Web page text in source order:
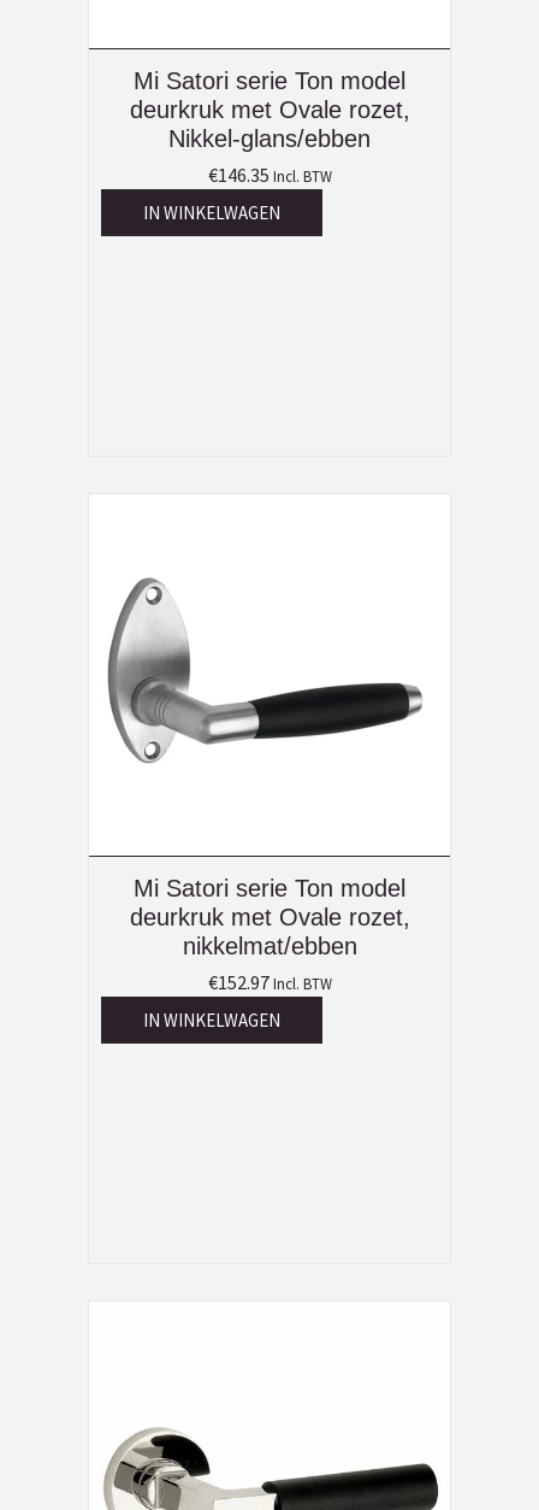
Mi Satori serie Ton model
deurkruk met Ovale rozet,
Nikkel-glans/ebben
€146.35 Incl. BTW
IN WINKELWAGEN
Mi Satori serie Ton model
deurkruk met Ovale rozet,
nikkelmat/ebben
€152.97 Incl. BTW
IN WINKELWAGEN